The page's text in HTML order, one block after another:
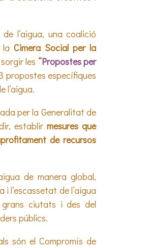
l’aigua, una coalició
laCimera Social per la
les “Propostes per
propostes específiques
l’aigua.
per la Generalitat de
establirmesures que
de recursos
de manera global,
l’escassetat de l’aigua
ciutats i des del
públics.
són el Compromís de